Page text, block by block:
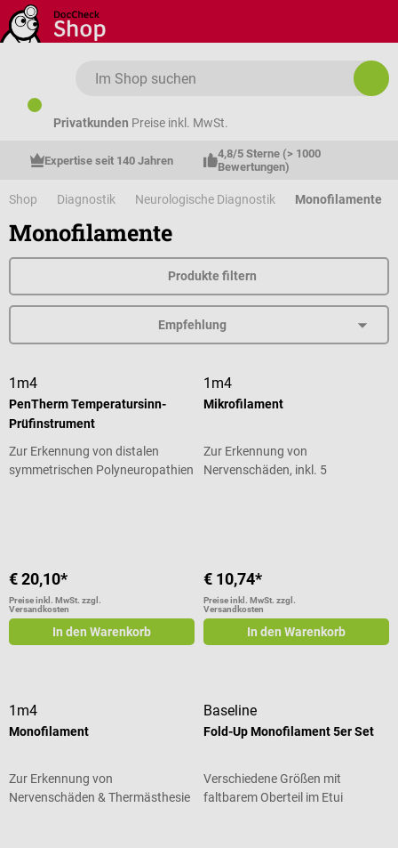
Zum Hauptinhalt springen
Privatkunden Preise inkl. MwSt.
Expertise seit 140 Jahren
4,8/5 Sterne (> 1000
Bewertungen)
Shop Diagnostik Neurologische Diagnostik Monofilamente
Monofilamente
Produkte filtern
1m4
PenTherm Temperatursinn-
Prüfinstrument
Zur Erkennung von distalen
symmetrischen Polyneuropathien
€ 20,10*
Preise inkl. MwSt. zzgl.
Versandkosten
In den Warenkorb
1m4
Mikrofilament
Zur Erkennung von
Nervenschäden, inkl. 5
€ 10,74*
Preise inkl. MwSt. zzgl.
Versandkosten
In den Warenkorb
1m4
Monofilament
Zur Erkennung von
Nervenschäden & Thermästhesie
Baseline
Fold-Up Monofilament 5er Set
Verschiedene Größen mit
faltbarem Oberteil im Etui